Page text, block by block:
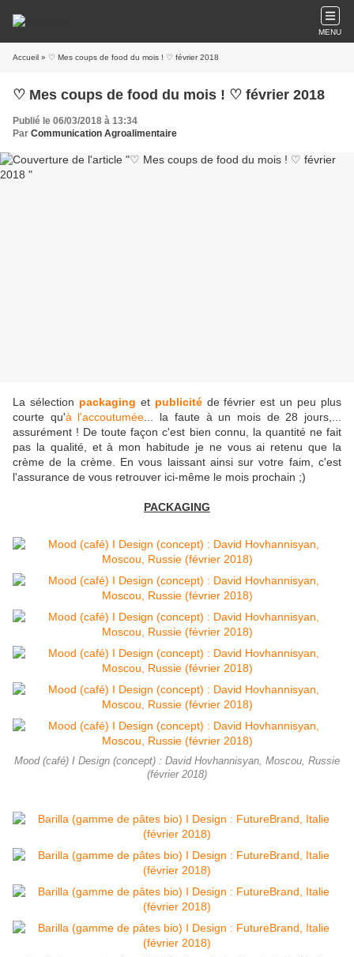
MENU
Accueil » ♡ Mes coups de food du mois ! ♡ février 2018
♡ Mes coups de food du mois ! ♡ février 2018
Publié le 06/03/2018 à 13:34
Par Communication Agroalimentaire
La sélection packaging et publicitéde février est un peu plus
courte qu'à l'accoutumée ... la faute à un mois de 28 jours,...
assurément ! De toute façon c'est bien connu, la quantité ne fait
pas la qualité, et à mon habitude je ne vous ai retenu que la
crème de la crème. En vous laissant ainsi sur votre faim, c'est
l'assurance de vous retrouver ici-même le mois prochain ;)
PACKAGING
Mood (café) I Design (concept) : David Hovhannisyan, Moscou, Russie
(février 2018)